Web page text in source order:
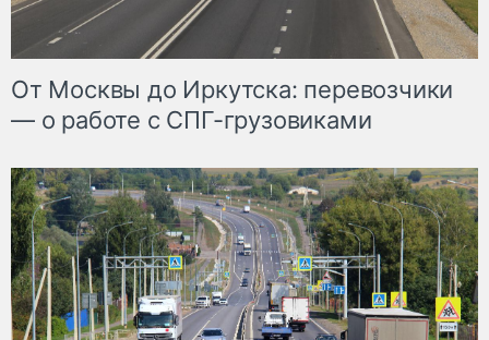
От Москвы до Иркутска: перевозчики
— о работе с СПГ-грузовиками